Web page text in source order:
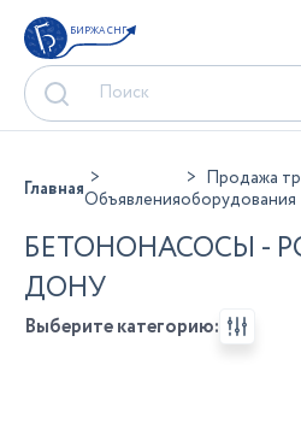
БИРЖА СНГ
ГлавнаяОбъявления
Продажа
оборудования
БЕТОНОНАСОСЫ -
ДОНУ
Выберите категорию: